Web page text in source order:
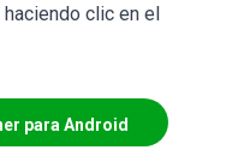
clic en el
para Android